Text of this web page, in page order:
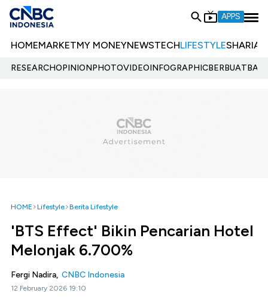
APPS
HOMEMARKETMY MONEYNEWSTECHLIFESTYLESHARIA
RESEARCHOPINIONPHOTOVIDEOINFOGRAPHIC
HOME Lifestyle Berita Lifestyle
'BTS Effect' Bikin Pencarian Hotel
Melonjak 6.700%
Fergi Nadira, CNBC Indonesia
12 February 2026 19:10